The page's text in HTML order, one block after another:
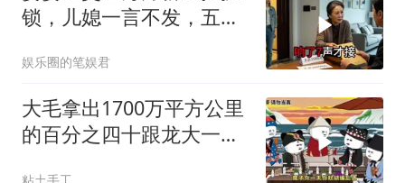
锁，儿媳一言不发，五天
娱乐圈的笔娱君
大毛拿出1700万平方公里
的百分之四十跟龙大一起
粘土手工